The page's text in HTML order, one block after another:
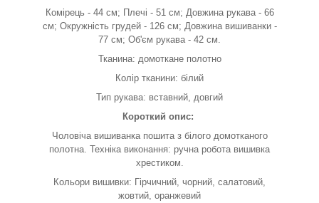
Комірець - 44 см; Плечі - 51 см; Довжина рукава - 66
см; Окружність грудей - 126 см; Довжина вишиванки -
77 см; Об'єм рукава - 42 см.
Тканина: домоткане полотно
Колір тканини: білий
Тип рукава: вставний, довгий
Короткий опис:
Чоловіча вишиванка пошита з білого домотканого
полотна. Техніка виконання: ручна робота вишивка
хрестиком.
Кольори вишивки: Гірчичний, чорний, салатовий,
жовтий, оранжевий